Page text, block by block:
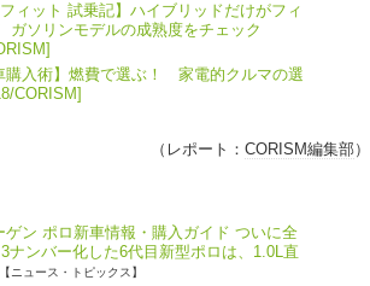
フィット 試乗記】ハイブリッドだけがフィ
ガソリンモデルの成熟度をチェック
購入術】燃費で選ぶ！ 家電的クルマの選
CORISM]
（レポート： CORISM編集部）
ゲン ポロ新車情報・購入ガイド ついに全
ナンバー化した6代目新型ポロは、1.0L直
【ニュース・トピックス】